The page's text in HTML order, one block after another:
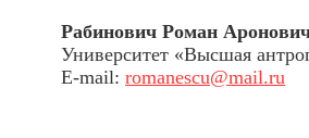
Рабинович Роман
Университет «Высшая
E-mail: romanescu@mail.ru